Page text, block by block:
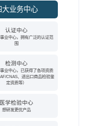
大业务中心
认证中心
业中心，拥有广泛的认证范
围
检测中心
业中心，已获得了各项资质
CNAS、进出口商品检验鉴
定资质等）
医学检验中心
想研发更优产品